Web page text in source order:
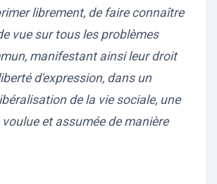
librement, de faire connaître
vue sur tous les problèmes
manifestant ainsi leur droit
d'expression, dans un
de la vie sociale, une
et assumée de manière